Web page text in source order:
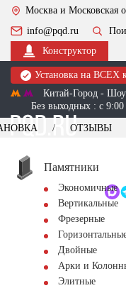
Москва и Московская
info@pqd.ru
Конструктор
Установка на ВСЕХ
Китай-Город -
Без выходных : с 9:00
+7 (495) 518-
Обратный звонок
ОТЗЫВЫ
Памятники
Экономичные
Вертикальные
Фрезерные
Двойные
Арки и
Элитные